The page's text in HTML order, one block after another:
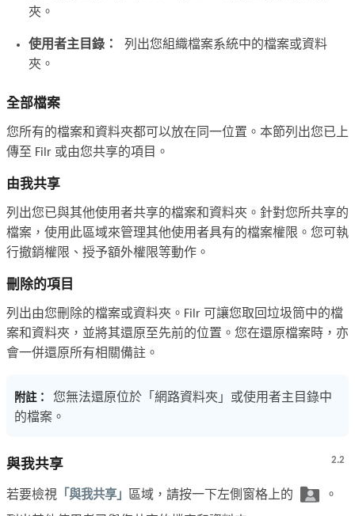
夾。
使用者主目錄：
列出您組織檔案系統中的檔案或資料
夾。
全部檔案
您所有的檔案和資料夾都可以放在同一位置。本節列出您已上
傳至 Filr 或由您共享的項目。
由我共享
列出您已與其他使用者共享的檔案和資料夾。針對您所共享的
檔案，使用此區域來管理其他使用者具有的檔案權限。您可執
行撤銷權限、授予額外權限等動作。
刪除的項目
列出由您刪除的檔案或資料夾。Filr 可讓您取回垃圾筒中的檔
案和資料夾，並將其還原至先前的位置。您在還原檔案時，亦
會一併還原所有相關備註。
附註：
您無法還原位於「網路資料夾」或使用者主目錄中
的檔案。
2.2
與我共享
若要檢視 「與我共享」 區域，請按一下左側窗格上的 。